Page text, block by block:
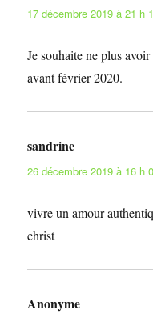
17 décembre 2019 à 21 h
Je souhaite ne plus
avant février 2020.
sandrine
26 décembre 2019 à 16 h
vivre un amour
christ
Anonyme